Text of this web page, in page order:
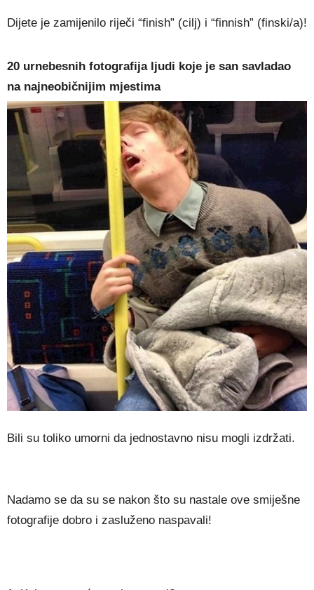
Dijete je zamijenilo riječi “finish” (cilj) i “finnish” (finski/a)!
20 urnebesnih fotografija ljudi koje je san savladao
na najneobičnijim mjestima
Bili su toliko umorni da jednostavno nisu mogli izdržati.
Nadamo se da su se nakon što su nastale ove smiješne
fotografije dobro i zasluženo naspavali!